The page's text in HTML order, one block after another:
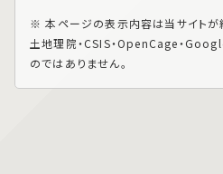
※ 本ページの表示内容は当サイトが
土地理院・CSIS・OpenCage・
のではありません。